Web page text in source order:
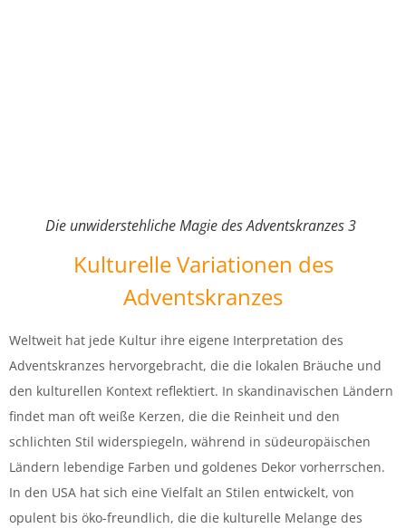
Die unwiderstehliche Magie des Adventskranzes 3
Kulturelle Variationen des
Adventskranzes
Weltweit hat jede Kultur ihre eigene Interpretation des
Adventskranzes hervorgebracht, die die lokalen Bräuche und
den kulturellen Kontext reflektiert. In skandinavischen Ländern
findet man oft weiße Kerzen, die die Reinheit und den
schlichten Stil widerspiegeln, während in südeuropäischen
Ländern lebendige Farben und goldenes Dekor vorherrschen.
In den USA hat sich eine Vielfalt an Stilen entwickelt, von
opulent bis öko-freundlich, die die kulturelle Melange des